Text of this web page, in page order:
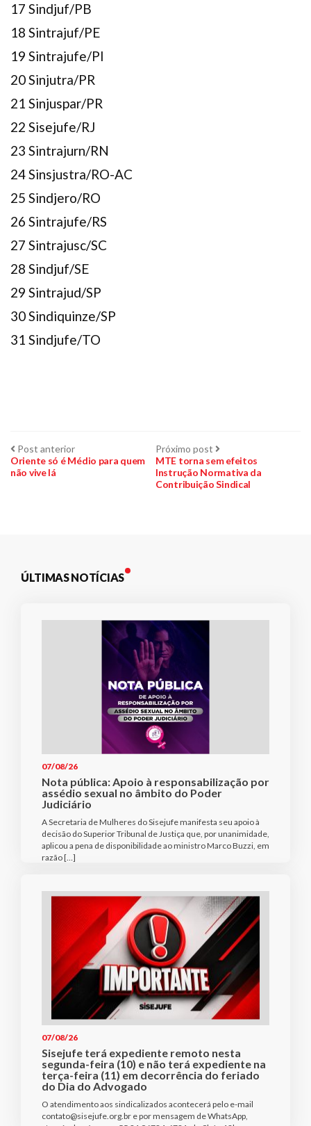
17 Sindjuf/PB
18 Sintrajuf/PE
19 Sintrajufe/PI
20 Sinjutra/PR
21 Sinjuspar/PR
22 Sisejufe/RJ
23 Sintrajurn/RN
24 Sinsjustra/RO-AC
25 Sindjero/RO
26 Sintrajufe/RS
27 Sintrajusc/SC
28 Sindjuf/SE
29 Sintrajud/SP
30 Sindiquinze/SP
31 Sindjufe/TO
Navegação
de
Post anteriorPost
anterior:
Oriente só é Médio para quem
não vive lá
Próximo post Próximo
post:
MTE torna sem efeitos
Instrução Normativa da
Contribuição Sindical
ÚLTIMAS NOTÍCIAS
07/08/26
Nota pública: Apoio à responsabilização por
assédio sexual no âmbito do Poder
Judiciário
A Secretaria de Mulheres do Sisejufe manifesta seu apoio à
decisão do Superior Tribunal de Justiça que, por unanimidade,
aplicou a pena de disponibilidade ao ministro Marco Buzzi, em
razão […]
07/08/26
Sisejufe terá expediente remoto nesta
segunda-feira (10) e não terá expediente na
terça-feira (11) em decorrência do feriado
do Dia do Advogado
O atendimento aos sindicalizados acontecerá pelo e-mail
contato@sisejufe.org.br e por mensagem de WhatsApp,